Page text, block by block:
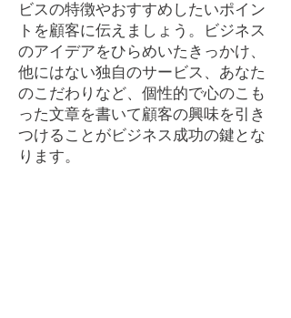
ビスの特徴やおすすめしたいポイン
トを顧客に伝えましょう。ビジネス
のアイデアをひらめいたきっかけ、
他にはない独自のサービス、あなた
のこだわりなど、個性的で心のこも
った文章を書いて顧客の興味を引き
つけることがビジネス成功の鍵とな
ります。